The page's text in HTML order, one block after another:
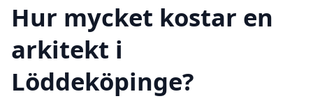
Hur mycket kostar en
arkitekt i
Löddeköpinge?